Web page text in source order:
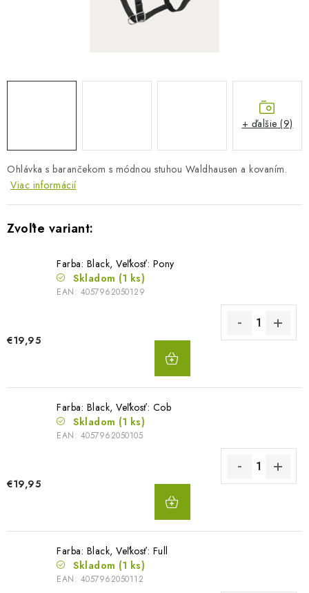
Obchodné podmienky
Dodacie podmienky
Podmienky ochrany osobných údajov
Napíšte nám
Ohlávka s barančekom s módnou stuhou Waldhausen a kovaním.
Viac informácií
Farba: Black, Veľkosť: Pony
Skladom (1 ks)
EAN: 4057962050129
€19,95
Farba: Black, Veľkosť: Cob
Skladom (1 ks)
EAN: 4057962050105
€19,95
Farba: Black, Veľkosť: Full
Skladom (1 ks)
EAN: 4057962050112
+ ďalšie (9)